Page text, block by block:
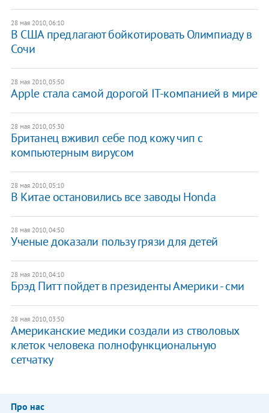
28 мая 2010, 06:10
В США предлагают бойкотировать Олимпиаду в
Сочи
28 мая 2010, 05:50
Apple стала самой дорогой IT-компанией в мире
28 мая 2010, 05:30
Британец вживил себе под кожу чип с
компьютерным вирусом
28 мая 2010, 05:10
В Китае остановились все заводы Honda
28 мая 2010, 04:50
Ученые доказали пользу грязи для детей
28 мая 2010, 04:10
Брэд Питт пойдет в президенты Америки - сми
28 мая 2010, 03:50
Американские медики создали из стволовых
клеток человека полнофункциональную
сетчатку
Про нас